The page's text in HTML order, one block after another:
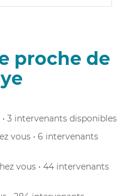
proche de
• 3 intervenants disponibles
vous • 6 intervenants
vous • 44 intervenants